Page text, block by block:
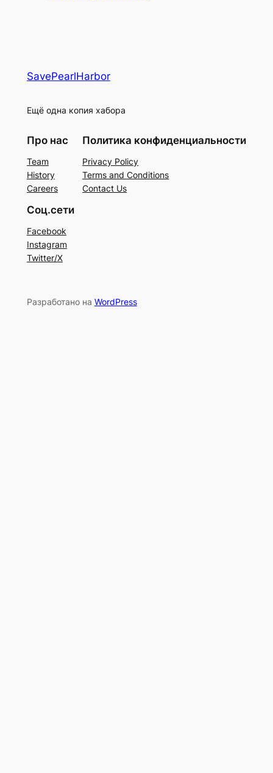
SavePearlHarbor
Ещё одна копия хабора
Про нас
Team
History
Careers
Политика конфиденциальности
Privacy Policy
Terms and Conditions
Contact Us
Соц.сети
Facebook
Instagram
Twitter/X
Разработано на WordPress